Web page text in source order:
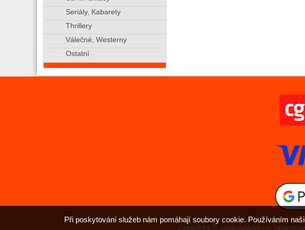
Seriály, Kabarety
Thrillery
Válečné, Westerny
Ostatní
Copyright © antikvariatkh.cz,
Při poskytování služeb nám pomáhají soubory cookie. Používáním